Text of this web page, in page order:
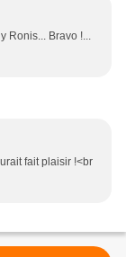
Ronis... Bravo !...
fait plaisir !<br